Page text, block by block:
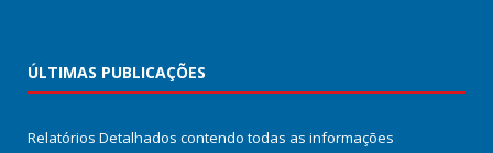
ÚLTIMAS PUBLICAÇÕES
Relatórios Detalhados contendo todas as informações